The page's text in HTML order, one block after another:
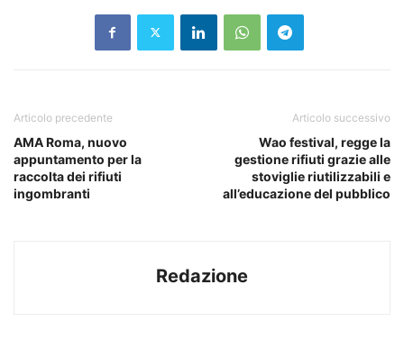
Articolo precedente
AMA Roma, nuovo
appuntamento per la
raccolta dei rifiuti
ingombranti
Articolo successivo
Wao festival, regge la
gestione rifiuti grazie alle
stoviglie riutilizzabili e
all’educazione del pubblico
Redazione